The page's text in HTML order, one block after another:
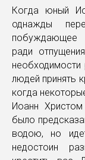
Когда юный
однажды
побуждающее
ради
необходимости
людей принять
когда
Иоанн
было
водою, но
недостоин